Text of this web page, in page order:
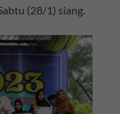
(28/1) siang.